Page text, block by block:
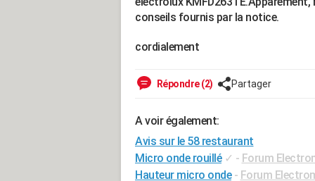
conseils fournis par la notice.
cordialement
Répondre (2) Partager
A voir également:
Avis sur le 58 restaurant
Micro onde rouillé ✓ - Forum
Hauteur micro onde - Forum